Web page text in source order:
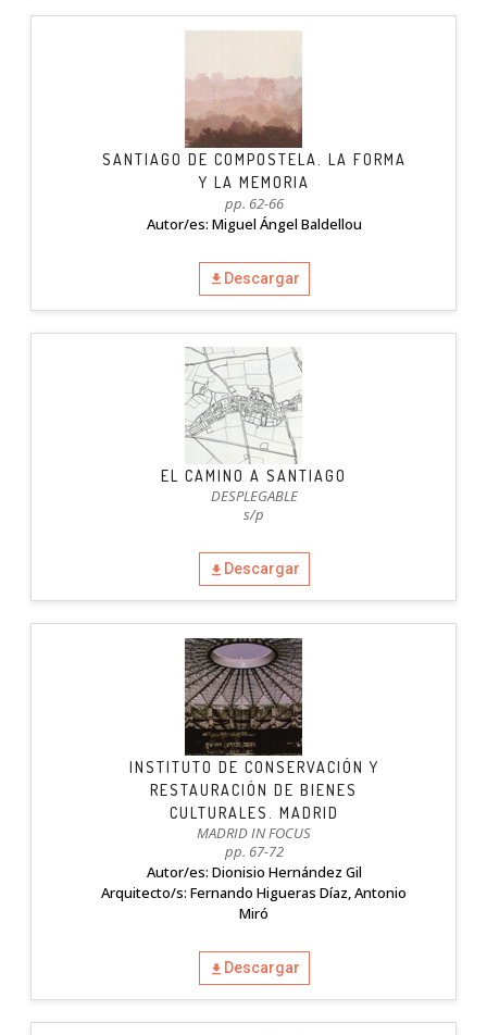
SANTIAGO DE COMPOSTELA. LA FORMA
Y LA MEMORIA
pp. 62-66
Autor/es: Miguel Ángel Baldellou
Descargar
EL CAMINO A SANTIAGO
DESPLEGABLE
s/p
Descargar
INSTITUTO DE CONSERVACIÓN Y
RESTAURACIÓN DE BIENES
CULTURALES. MADRID
MADRID IN FOCUS
pp. 67-72
Autor/es: Dionisio Hernández Gil
Arquitecto/s: Fernando Higueras Díaz, Antonio
Miró
Descargar